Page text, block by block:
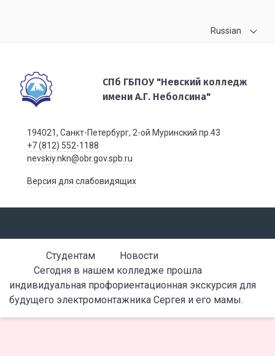
Russian
СПб ГБПОУ "Невский колледж
имени А.Г. Неболсина"
194021, Санкт-Петербург, 2-ой Муринский пр.43
+7 (812) 552-1188
nevskiy.nkn@obr.gov.spb.ru
Версия для слабовидящих
Студентам
Новости
Сегодня в нашем колледже прошла
индивидуальная профориентационная экскурсия для
будущего электромонтажника Сергея и его мамы.